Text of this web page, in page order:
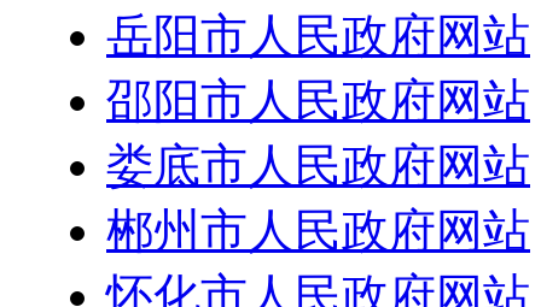
岳阳市人民政府网站
邵阳市人民政府网站
娄底市人民政府网站
郴州市人民政府网站
怀化市人民政府网站